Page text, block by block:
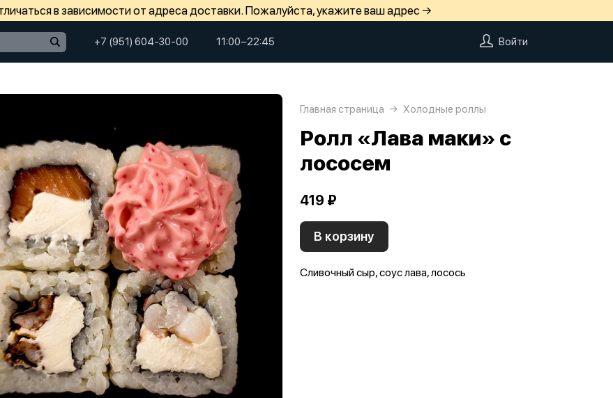
в зависимости от адреса доставки. Пожалуйста, укажите ваш адрес →
+7 (951) 604-30-00 11:00−22:45 Войти
Главная страница Холодные роллы
Ролл «Лава маки» с
лососем
419 ₽
В корзину
Сливочный сыр, соус лава, лосось